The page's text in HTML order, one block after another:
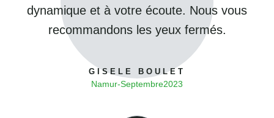
dynamique et à votre écoute. Nous vous
recommandons les yeux fermés.
GISELE BOULET
Namur-Septembre2023